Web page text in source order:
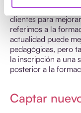
permite, por
clientes para
referimos a la
actualidad puede
pedagógicas, pero
la inscripción a una
posterior a la
Captar